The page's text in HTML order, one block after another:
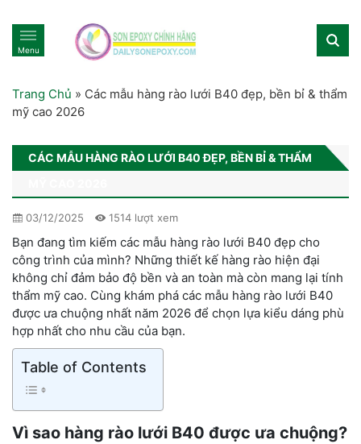
Menu
Trang Chủ » Các mẫu hàng rào lưới B40 đẹp, bền bỉ & thẩm
mỹ cao 2026
CÁC MẪU HÀNG RÀO LƯỚI B40 ĐẸP, BỀN BỈ & THẨM
03/12/2025 1514 lượt xem
Bạn đang tìm kiếm các mẫu hàng rào lưới B40 đẹp cho
công trình của mình? Những thiết kế hàng rào hiện đại
không chỉ đảm bảo độ bền và an toàn mà còn mang lại tính
thẩm mỹ cao. Cùng khám phá các mẫu hàng rào lưới B40
được ưa chuộng nhất năm 2026 để chọn lựa kiểu dáng phù
hợp nhất cho nhu cầu của bạn.
Table of Contents
Vì sao hàng rào lưới B40 được ưa chuộng?